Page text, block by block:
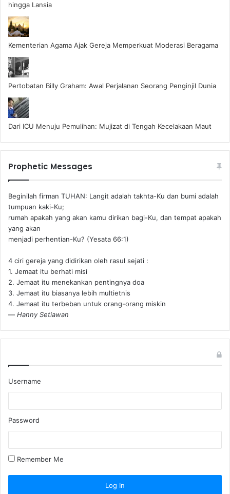
hingga Lansia
Kementerian Agama Ajak Gereja Memperkuat Moderasi Beragama
Pertobatan Billy Graham: Awal Perjalanan Seorang Penginjil Dunia
Dari ICU Menuju Pemulihan: Mujizat di Tengah Kecelakaan Maut
Prophetic Messages
Beginilah firman TUHAN: Langit adalah takhta-Ku dan bumi adalah
tumpuan kaki-Ku;
rumah apakah yang akan kamu dirikan bagi-Ku, dan tempat apakah
yang akan
menjadi perhentian-Ku? (Yesata 66:1) ‪
4 ciri gereja yang didirikan oleh rasul sejati :
1. Jemaat itu berhati misi
2. Jemaat itu menekankan pentingnya doa
3. Jemaat itu biasanya lebih multietnis
4. Jemaat itu terbeban untuk orang-orang miskin
— Hanny Setiawan
Username
Password
Remember Me